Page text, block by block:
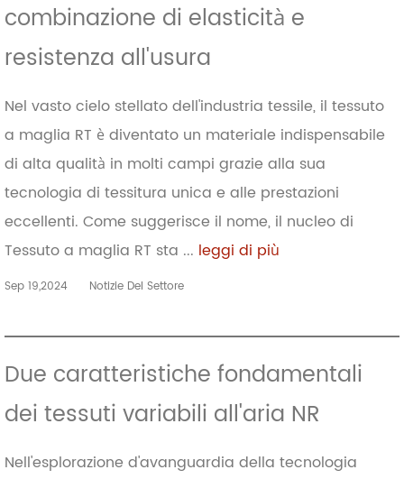
combinazione di elasticità e
resistenza all'usura
Nel vasto cielo stellato dell'industria tessile, il tessuto
a maglia RT è diventato un materiale indispensabile
di alta qualità in molti campi grazie alla sua
tecnologia di tessitura unica e alle prestazioni
eccellenti. Come suggerisce il nome, il nucleo di
Tessuto a maglia RT sta ... leggi di più
Sep 19,2024 Notizie Del Settore
Due caratteristiche fondamentali
dei tessuti variabili all'aria NR
Nell'esplorazione d'avanguardia della tecnologia